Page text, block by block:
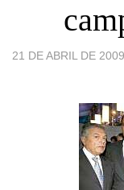
21 DE ABRIL DE